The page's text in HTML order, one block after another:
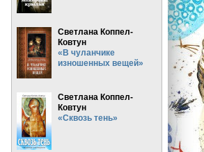
Светлана Коппел-
Ковтун
«В чуланчике
изношенных вещей»
Светлана Коппел-
Ковтун
«Сквозь тень»